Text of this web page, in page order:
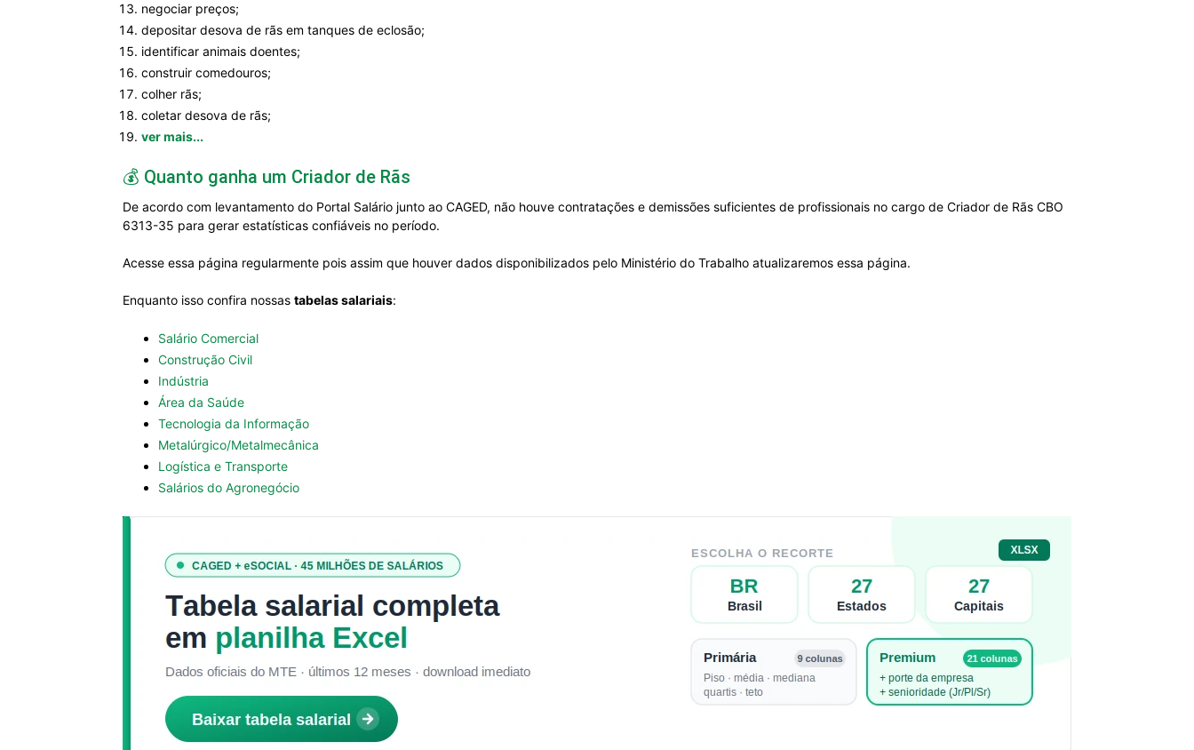
negociar preços;
depositar desova de rãs em tanques de eclosão;
identificar animais doentes;
construir comedouros;
colher rãs;
coletar desova de rãs;
ver mais...
💰 Quanto ganha um Criador de Rãs
De acordo com levantamento do Portal Salário junto ao CAGED, não houve contratações e demissões suficientes de profissionais no cargo de Criador de Rãs CBO
6313-35 para gerar estatísticas confiáveis no período.
Acesse essa página regularmente pois assim que houver dados disponibilizados pelo Ministério do Trabalho atualizaremos essa página.
Enquanto isso confira nossas tabelas salariais:
Salário Comercial
Construção Civil
Indústria
Área da Saúde
Tecnologia da Informação
Metalúrgico/Metalmecânica
Logística e Transporte
Salários do Agronegócio